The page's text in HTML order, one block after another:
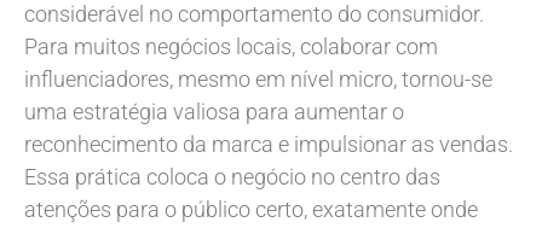
considerável no comportamento do consumidor.
Para muitos negócios locais, colaborar com
influenciadores, mesmo em nível micro, tornou-se
uma estratégia valiosa para aumentar o
reconhecimento da marca e impulsionar as vendas.
Essa prática coloca o negócio no centro das
atenções para o público certo, exatamente onde